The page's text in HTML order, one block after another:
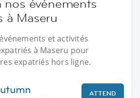
nos événements
à Maseru
et activités
à Maseru pour
expatriés hors ligne.
ATTEND